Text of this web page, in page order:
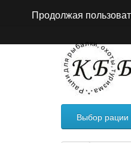
Выбор рации
Продолжая